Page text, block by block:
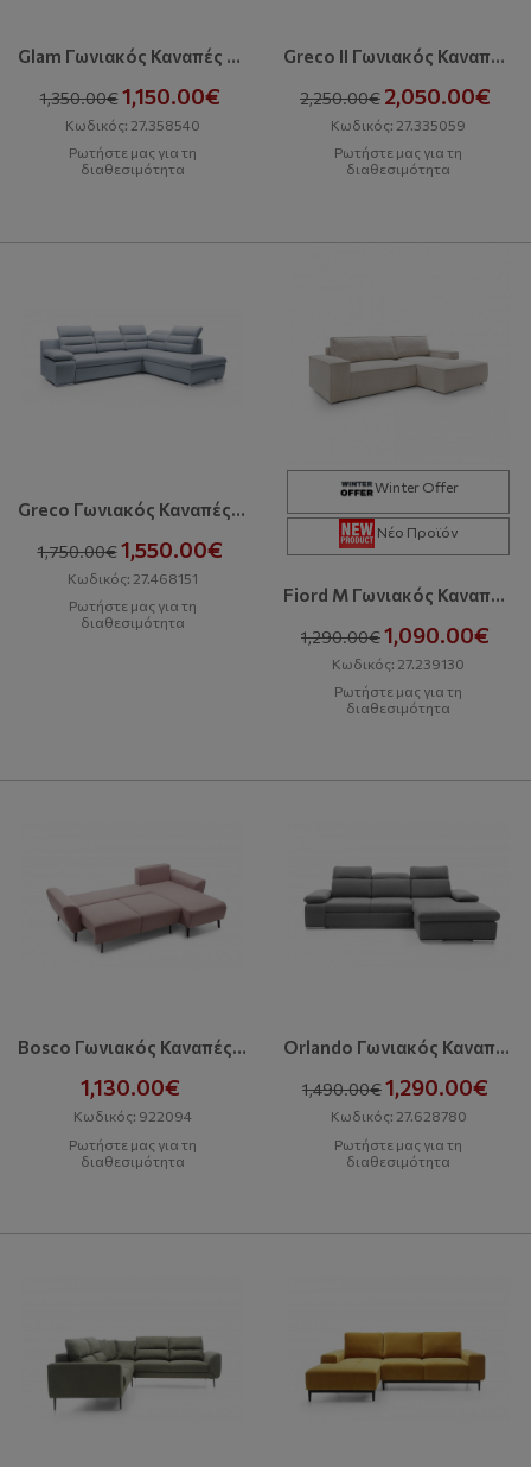
Glam Γωνιακός Καναπές Με Κρεβάτι Και Αποθηκευτικό Χώρο
1,350.00€ 1,150.00€
Κωδικός: 27.358540
Ρωτήστε μας για τη
διαθεσιμότητα
Greco II Γωνιακός Καναπές Με Κρεβάτι Και Αποθηκευτικό Χώρο
2,250.00€ 2,050.00€
Κωδικός: 27.335059
Ρωτήστε μας για τη
διαθεσιμότητα
Greco Γωνιακός Καναπές Με Κρεβάτι Και Αποθηκευτικό Χώρο
1,750.00€ 1,550.00€
Κωδικός: 27.468151
Ρωτήστε μας για τη
διαθεσιμότητα
Winter Offer
Νέο Προϊόν
Fiord M Γωνιακός Καναπές Με Κρεβάτι Και Αποθηκευτικό Χώρο
1,290.00€1,090.00€
Κωδικός: 27.239130
Ρωτήστε μας για τη
διαθεσιμότητα
Bosco Γωνιακός Καναπές Με Κρεβάτι Και Αποθηκευτικό Χώρο
1,130.00€
Κωδικός: 922094
Ρωτήστε μας για τη
διαθεσιμότητα
Orlando Γωνιακός Καναπές Με Κρεβάτι Και Αποθηκευτικό Χώρο
1,490.00€1,290.00€
Κωδικός: 27.628780
Ρωτήστε μας για τη
διαθεσιμότητα